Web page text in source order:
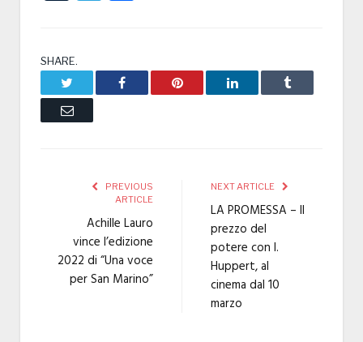
SHARE.
Facebook Pinterest LinkedIn Tumblr
Email
PREVIOUS
ARTICLE
Achille Lauro
vince l’edizione
2022 di “Una voce
per San Marino”
NEXT ARTICLE
LA PROMESSA – Il
prezzo del
potere con I.
Huppert, al
cinema dal 10
marzo